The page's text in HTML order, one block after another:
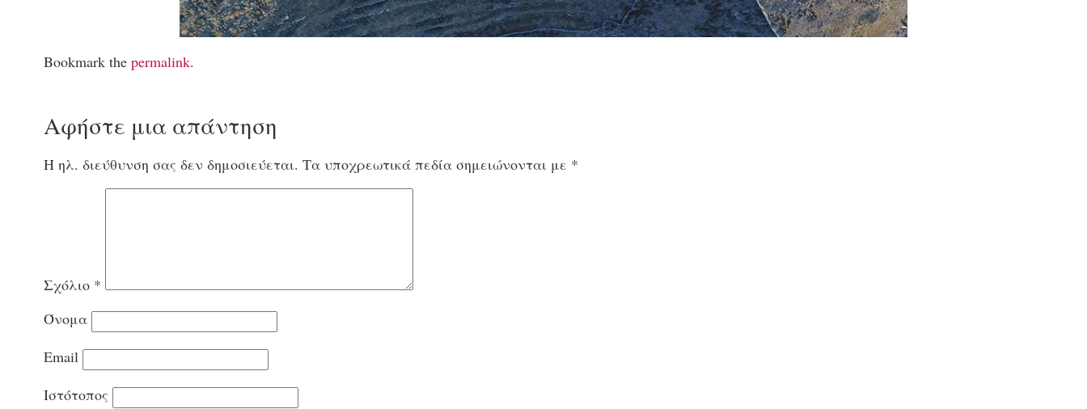
Bookmark the permalink.
Αφήστε μια απάντηση
Η ηλ. διεύθυνση σας δεν δημοσιεύεται. Τα υποχρεωτικά πεδία σημειώνονται με *
Σχόλιο *
Όνομα
Email
Ιστότοπος